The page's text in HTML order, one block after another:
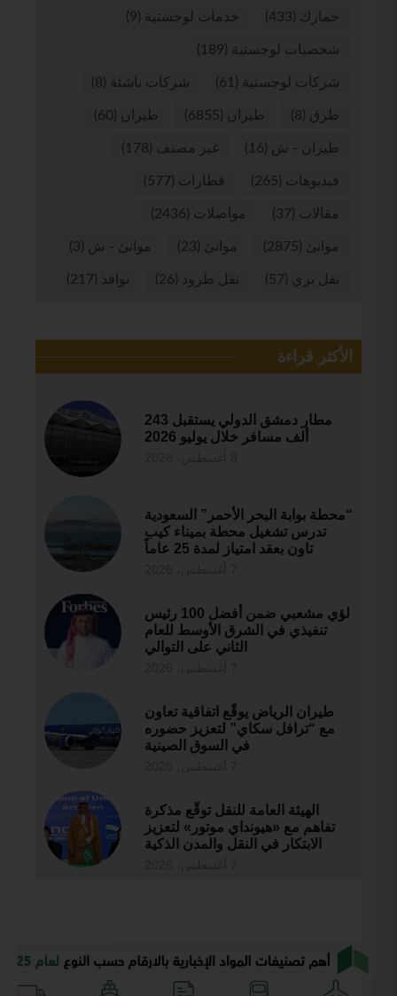
جمارك (433) خدمات لوجستية (9)
شخصيات لوجستية (189)
شركات لوجستية (61) شركات ناشئة (8)
طرق (8) طيران (6855) طيران (60)
طيران - ش (16) غير مصنف (178)
فيديوهات (265) قطارات (577)
مقالات (37) مواصلات (2436)
موانئ (2875) موانئ (23) موانئ - ش (3)
نقل بري (57) نقل طرود (26) نوافذ (217)
الأكثر قراءة
مطار دمشق الدولي يستقبل 243
ألف مسافر خلال يوليو 2026
“محطة بوابة البحر الأحمر” السعودية
تدرس تشغيل محطة بميناء كيب
تاون بعقد امتياز لمدة 25 عاماً
لؤي مشعبي ضمن أفضل 100 رئيس
تنفيذي في الشرق الأوسط للعام
الثاني على التوالي
طيران الرياض يوقّع اتفاقية تعاون
مع “ترافل سكاي” لتعزيز حضوره
في السوق الصينية
الهيئة العامة للنقل توقّع مذكرة
تفاهم مع «هيونداي موتور» لتعزيز
الابتكار في النقل والمدن الذكية